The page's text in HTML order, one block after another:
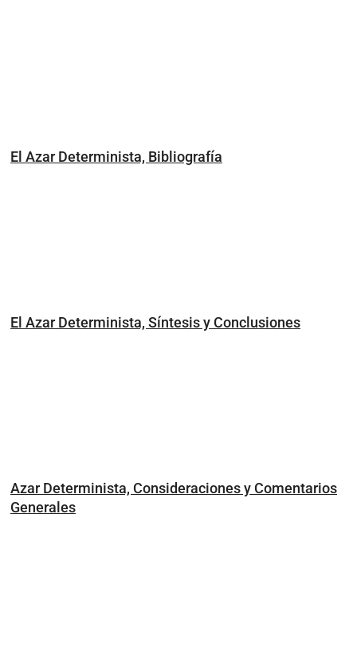
El Azar Determinista, Bibliografía
El Azar Determinista, Síntesis y Conclusiones
Azar Determinista, Consideraciones y Comentarios
Generales